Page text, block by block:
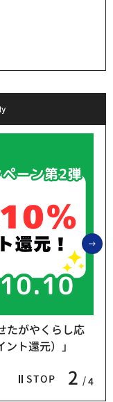
STOP 2 4
たがやくらし応
ト還元）」